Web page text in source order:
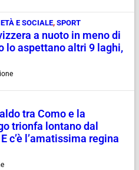
E SOCIALE, SPORT
a nuoto in meno di
lo aspettano altri 9 laghi,
tra Como e la
trionfa lontano dal
c’è l’amatissima regina